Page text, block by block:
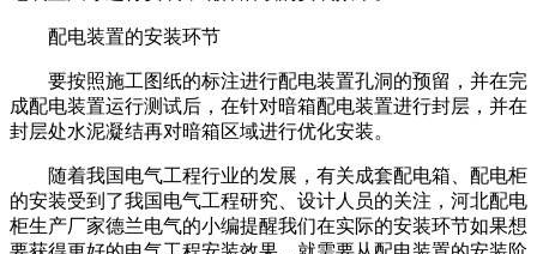
配电装置的安装环节
要按照施工图纸的标注进行配电装置孔洞的预留，并在完
成配电装置运行测试后，在针对暗箱配电装置进行封层，并在
封层处水泥凝结再对暗箱区域进行优化安装。
随着我国电气工程行业的发展，有关成套配电箱、配电柜
的安装受到了我国电气工程研究、设计人员的关注，河北配电
柜生产厂家德兰电气的小编提醒我们在实际的安装环节如果想